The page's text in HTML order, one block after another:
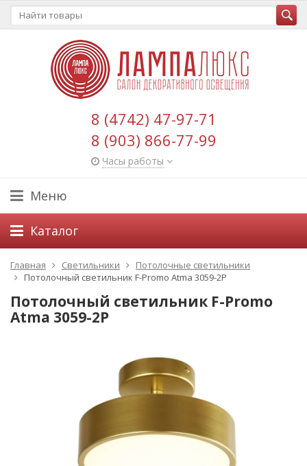
8 (4742) 47-97-71
8 (903) 866-77-99
Часы работы
Меню
Каталог
Главная Светильники
Потолочные светильники
Потолочный светильник F-Promo Atma 3059-2P
Потолочный светильник F-Promo
Atma 3059-2P